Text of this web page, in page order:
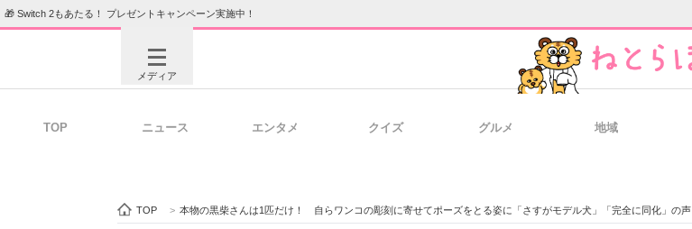
🎁 Switch 2もあたる！ プレゼントキャンペーン実施中！
メディア
TOP ニュース エンタメ クイズ グルメ 地域
TOP > 本物の黒柴さんは1匹だけ！ 自らワンコの彫刻に寄せてポーズをとる姿に「さすがモデル犬」「完全に同化」の声